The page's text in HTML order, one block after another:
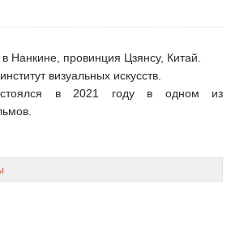
Нанкине, провинция Цзянсу, Китай.
визуальных искусств.
в 2021 году в одном из